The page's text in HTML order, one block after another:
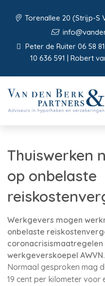
Torenallee 20 (Strijp-S
Peter de Ruiter 06 58
10 636 591 | Robert
Thuiswerken
op onbelaste
Werkgevers mogen
onbelaste
coronacrisismaatregelen
werkgeverskoepel AWVN.
Normaal gesproken mag
19 cent per kilometer voor